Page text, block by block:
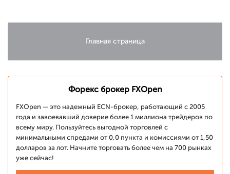
Главная страница
Форекс брокер FXOpen
FXOpen — это надежный ECN-брокер, работающий с 2005
года и завоевавший доверие более 1 миллиона трейдеров по
всему миру. Пользуйтесь выгодной торговлей с
минимальными спредами от 0,0 пункта и комиссиями от 1,50
долларов за лот. Начните торговать более чем на 700 рынках
уже сейчас!